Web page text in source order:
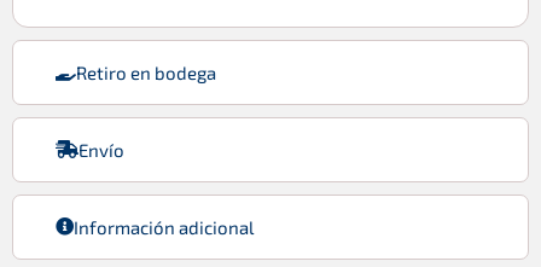
Retiro en bodega
Envío
Información adicional